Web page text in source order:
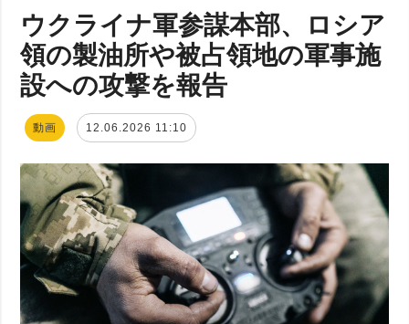
ウクライナ軍参謀本部、ロシア
領の製油所や被占領地の軍事施
設への攻撃を報告
動画 12.06.2026 11:10